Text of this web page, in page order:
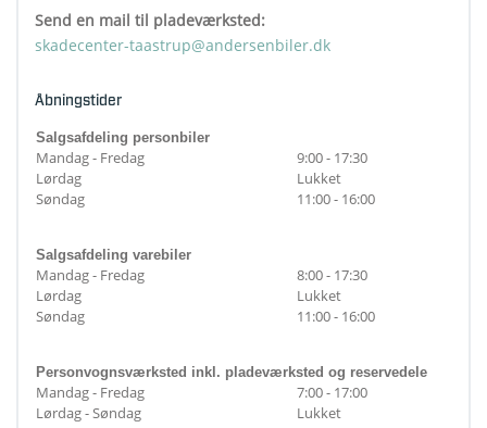
Send en mail til pladeværksted:
skadecenter-taastrup@andersenbiler.dk
Åbningstider
Salgsafdeling personbiler
Mandag - Fredag
9:00 - 17:30
Lørdag
Lukket
Søndag
11:00 - 16:00
Salgsafdeling varebiler
Mandag - Fredag
8:00 - 17:30
Lørdag
Lukket
Søndag
11:00 - 16:00
Personvognsværksted inkl. pladeværksted og reservedele
Mandag - Fredag
7:00 - 17:00
Lørdag - Søndag
Lukket